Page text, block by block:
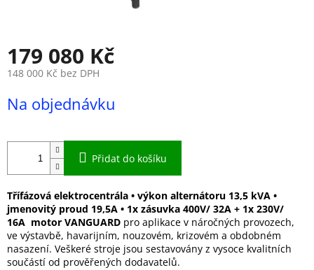
179 080 Kč
148 000 Kč bez DPH
cena:
Na objednávku
Přidat do košíku
Třífázová elektrocentrála • výkon alternátoru 13,5 kVA •
jmenovitý proud 19,5A • 1x zásuvka 400V/ 32A + 1x 230V/
16A motor VANGUARD pro aplikace v náročných provozech,
ve výstavbě, havarijním, nouzovém, krizovém a obdobném
nasazení. Veškeré stroje jsou sestavovány z vysoce kvalitních
součástí od prověřených dodavatelů.